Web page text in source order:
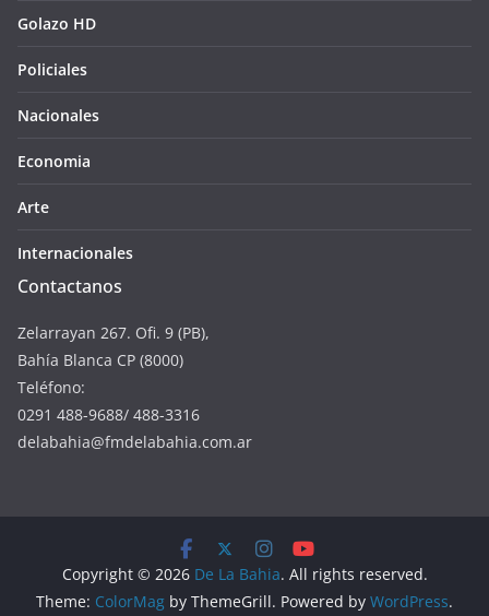
Golazo HD
Policiales
Nacionales
Economia
Arte
Internacionales
Contactanos
Zelarrayan 267. Ofi. 9 (PB),
Bahía Blanca CP (8000)
Teléfono:
0291 488-9688/ 488-3316
delabahia@fmdelabahia.com.ar
Copyright © 2026 De La Bahia. All rights reserved.
Theme: ColorMag by ThemeGrill. Powered by WordPress.